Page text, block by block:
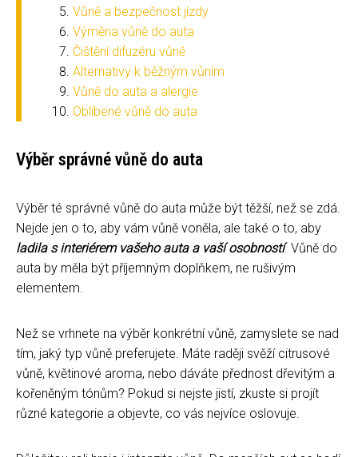
Vůně a bezpečnost jízdy
Výměna vůně do auta
Čištění difuzéru vůně
Alternativy k běžným vůním
Vůně do auta a alergie
Oblíbené vůně do auta
Výběr správné vůně do auta
Výběr té správné vůně do auta může být těžší, než se zdá.
Nejde jen o to, aby vám vůně voněla, ale také o to, aby
ladila s interiérem vašeho auta a vaší osobností. Vůně do
auta by měla být příjemným doplňkem, ne rušivým
elementem.
Než se vrhnete na výběr konkrétní vůně, zamyslete se nad
tím, jaký typ vůně preferujete. Máte raději svěží citrusové
vůně, květinové aroma, nebo dáváte přednost dřevitým a
kořeněným tónům? Pokud si nejste jistí, zkuste si projít
různé kategorie a objevte, co vás nejvíce oslovuje.